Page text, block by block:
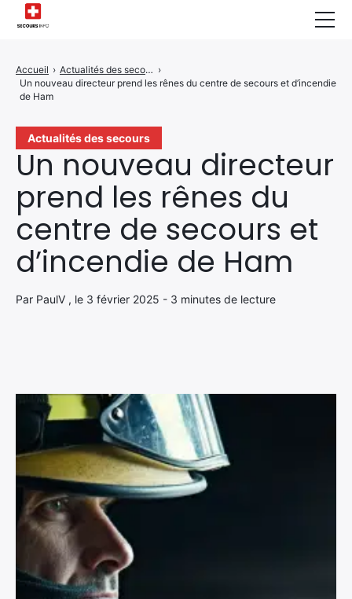
Actualités des secours
Un nouveau directeur
prend les rênes du
centre de secours et
d’incendie de Ham
Par PaulV , le 3 février 2025 - 3 minutes de lecture
Accueil › Actualités des secours ›
Un nouveau directeur prend les rênes du centre de secours et d’incendie
de Ham
Infos & Conseils
Actualités des Secours
Santé & Bien-être
A propos de Nous
Contactez-nous
Politique de Confidentialité